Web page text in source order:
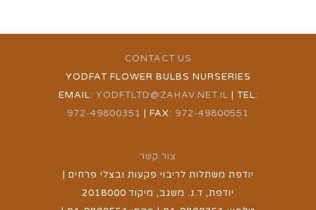
CONTACT US
YODFAT FLOWER BULBS NURSERIES
EMAIL: YODFTLTD@ZAHAV.NET.IL | TEL:
972-49800351 | FAX: 972-49800551
צור קשר
יודפת משתלות לריבוי פקעות ובצלי פרחים |
יודפת, ד.נ. משגב, מיקוד 2018000